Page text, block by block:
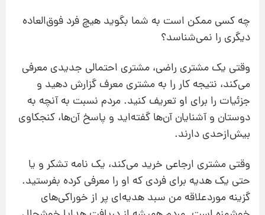
چه کسی ممکن است به شما بگوید هیچ فرد ‌فوق‌العاده
دیگری را نمی‌شناسد؟
وقتی یک مشتری راضی، مشتری احتمالی جدیدی معرفی
می‌کند، نتیجه کار را به مشتری معرف گزارش دهید و
جزئیات را برای او تعریف کنید. مردم نسبت به آنچه به
دوستان و آشنایان آن‌ها گفته‌اید و پاسخ آن‌ها، کنجکاوی
بیش‌از‌حدی دارند.
وقتی مشتری ارجاعی خرید می‌کند، یک نامه تشکر و یا
حتی یک هدیه برای فردی که او را معرفی کرده بفرستید.
گزینه مورد‌علاقه من سبد هدیه‌ای پر از خوراکی‌های